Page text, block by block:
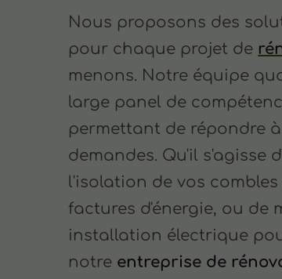
Nous proposons des
pour chaque projet de
menons. Notre équipe
large panel de
permettant de répondre
demandes. Qu'il s'agisse
l'isolation de vos
factures d'énergie, ou de
installation électrique
notre entreprise de